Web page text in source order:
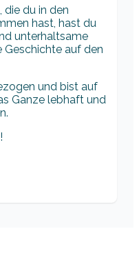
die du in den
hast, hast du
unterhaltsame
Geschichte auf den
und bist auf
Ganze lebhaft und